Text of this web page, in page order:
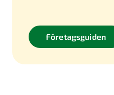
Företagsguiden